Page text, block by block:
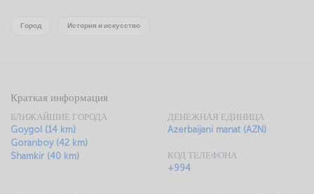
Город История и искусство
Краткая информация
БЛИЖАЙШИЕ ГОРОДА
Goygol (14 km)
Goranboy (42 km)
Shamkir (40 km)
ДЕНЕЖНАЯ ЕДИНИЦА
Azerbaijani manat (AZN)
КОД ТЕЛЕФОНА
+994